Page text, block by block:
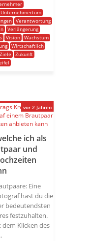
Unternehmertum
Verantwortung
Verlängerung
Vision
Wachstum
Wirtschaftlich
Ziele
Zukunft
ich als
und
Eine
hast du die
bedeutendsten
festzuhalten.
Klicken des
vor 2 Jahren